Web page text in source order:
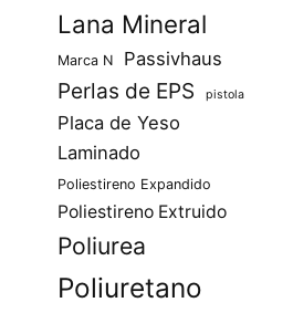
Lana Mineral
Marca N Passivhaus
Perlas de EPS pistola
Placa de Yeso
Laminado
Poliestireno Expandido
Poliestireno Extruido
Poliurea
Poliuretano